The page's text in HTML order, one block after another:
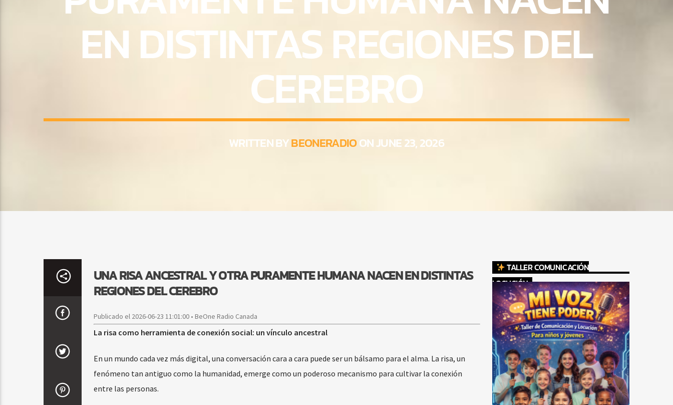
EN DISTINTAS REGIONES DEL
CEREBRO
WRITTEN BYBEONERADIOON JUNE 23, 2026
UNA RISA ANCESTRAL Y OTRA PURAMENTE HUMANA NACEN EN DISTINTAS
REGIONES DEL CEREBRO
Publicado el 2026-06-23 11:01:00 • BeOne Radio Canada
La risa como herramienta de conexión social: un vínculo ancestral
En un mundo cada vez más digital, una conversación cara a cara puede ser un bálsamo para el alma. La risa, un
fenómeno tan antiguo como la humanidad, emerge como un poderoso mecanismo para cultivar la conexión
entre las personas.
TALLER COMUNICACIÓN
LOCUCIÓN